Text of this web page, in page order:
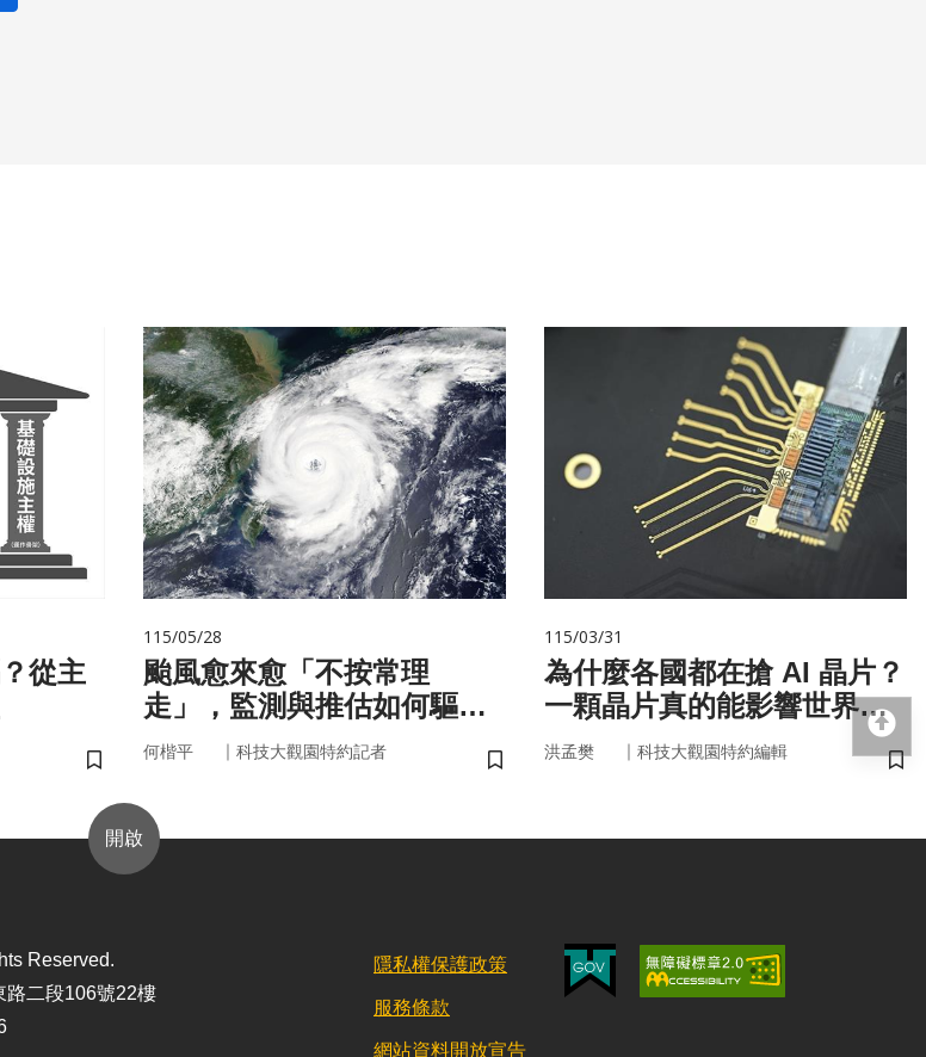
從主
儲存書籤
115/05/28
颱風愈來愈「不按常理
走」，監測與推估如何驅動
防災決策？
何楷平 ｜ 科技大觀園特約記者
儲存書籤
115/03/31
為什麼各國都在搶 AI 晶片？
一顆晶片真的能影響世界
嗎？
洪孟樊 ｜ 科技大觀園特約編輯
儲
開啟
Reserved.
路二段106號22樓
隱私權保護政策
服務條款
網站資料開放宣告
回